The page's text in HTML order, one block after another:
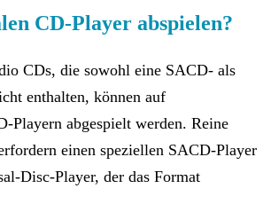
CD-Player abspielen?
CDs, die sowohl eine SACD- als
enthalten, können auf
Playern abgespielt werden. Reine
einen speziellen SACD-Player
Disc-Player, der das Format